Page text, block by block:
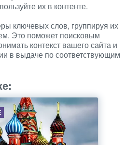
их в контенте.
ключевых слов, группируя их
Это поможет поисковым
контекст вашего сайта и
в выдаче по соответствующим